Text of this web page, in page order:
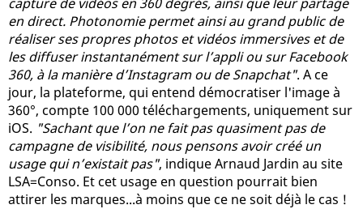
en direct. Photonomie permet ainsi au grand public de
réaliser ses propres photos et vidéos immersives et de
les diffuser instantanément sur l’appli ou sur Facebook
360, à la manière d’Instagram ou de Snapchat". A ce
jour, la plateforme, qui entend démocratiser l'image à
360°, compte 100 000 téléchargements, uniquement sur
iOS. "Sachant que l’on ne fait pas quasiment pas de
campagne de visibilité, nous pensons avoir créé un
usage qui n’existait pas", indique Arnaud Jardin au site
LSA=Conso. Et cet usage en question pourrait bien
attirer les marques...à moins que ce ne soit déjà le cas !